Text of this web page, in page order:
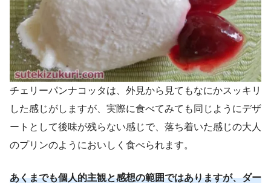
チェリーパンナコッタは、外見から見てもなにかスッキリ
した感じがしますが、実際に食べてみても同じようにデザ
ートとして後味が残らない感じで、落ち着いた感じの大人
のプリンのようにおいしく食べられます。
あくまでも個人的主観と感想の範囲ではありますが、ダー